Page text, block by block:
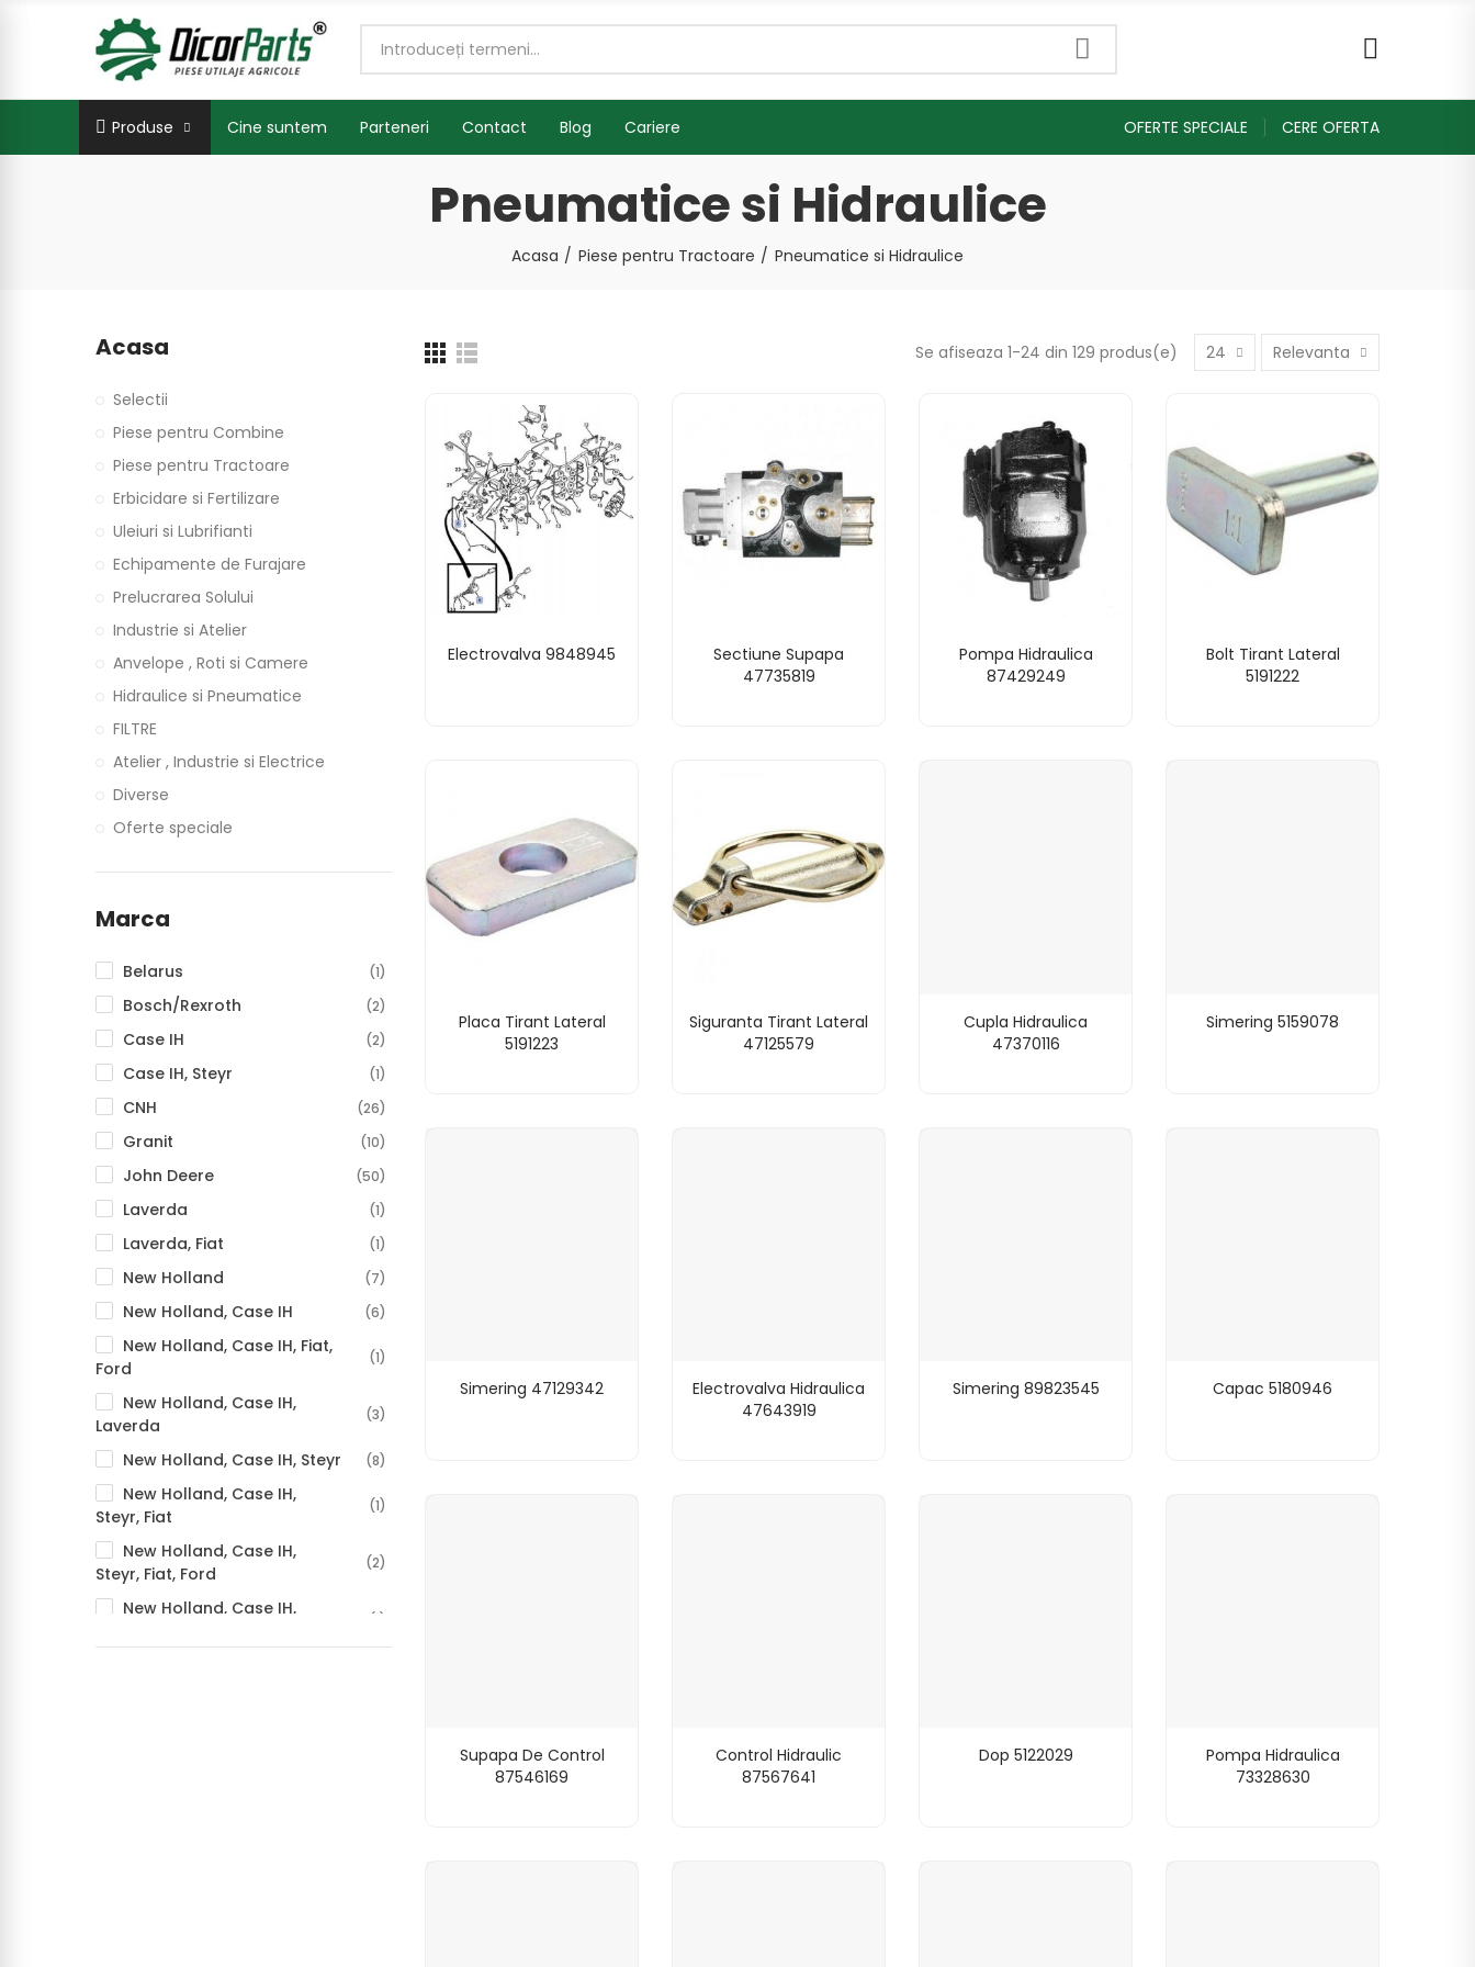
Produse Cine suntem Parteneri Contact Blog Cariere OFERTE SPECIALE CERE OFERTA
Pneumatice si Hidraulice
Acasa Piese pentru Tractoare Pneumatice si Hidraulice
Se afiseaza 1-24 din 129 produs(e) 24 Relevanta
Electrovalva 9848945
Sectiune Supapa
47735819
Pompa Hidraulica
87429249
Bolt Tirant Lateral
5191222
Placa Tirant Lateral
5191223
Siguranta Tirant Lateral
47125579
Cupla Hidraulica
47370116
Simering 5159078
Simering 47129342
Electrovalva Hidraulica
47643919
Simering 89823545 Capac 5180946
Supapa De Control
87546169
Control Hidraulic
87567641
Dop 5122029
Pompa Hidraulica
73328630
Acasa
Selectii
Piese pentru Combine
Piese pentru Tractoare
Erbicidare si Fertilizare
Uleiuri si Lubrifianti
Echipamente de Furajare
Prelucrarea Solului
Industrie si Atelier
Anvelope , Roti si Camere
Hidraulice si Pneumatice
FILTRE
Atelier , Industrie si Electrice
Diverse
Oferte speciale
Marca
Belarus (1)
Bosch/Rexroth (2)
Case IH (2)
Case IH, Steyr (1)
CNH (26)
Granit (10)
John Deere (50)
Laverda (1)
Laverda, Fiat (1)
New Holland (7)
New Holland, Case IH (6)
New Holland, Case IH, Fiat,
Ford
(1)
New Holland, Case IH,
Laverda
(3)
New Holland, Case IH, Steyr (8)
New Holland, Case IH,
Steyr, Fiat
(1)
New Holland, Case IH,
Steyr, Fiat, Ford
(2)
New Holland, Case IH,
(1)